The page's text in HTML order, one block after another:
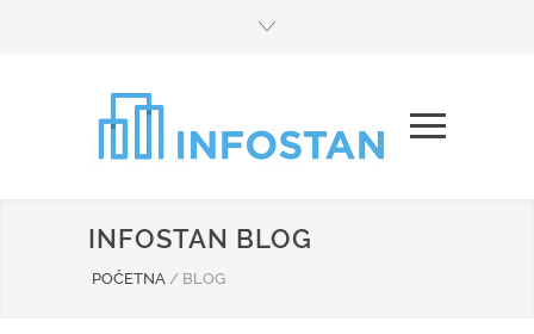
INFOSTAN BLOG
POČETNA / BLOG